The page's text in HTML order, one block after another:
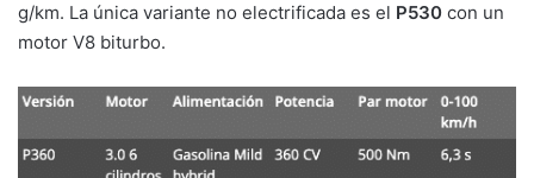
g/km. La única variante no electrificada es el P530 con un
motor V8 biturbo.